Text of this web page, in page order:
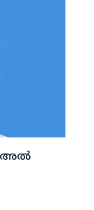
അല്‍